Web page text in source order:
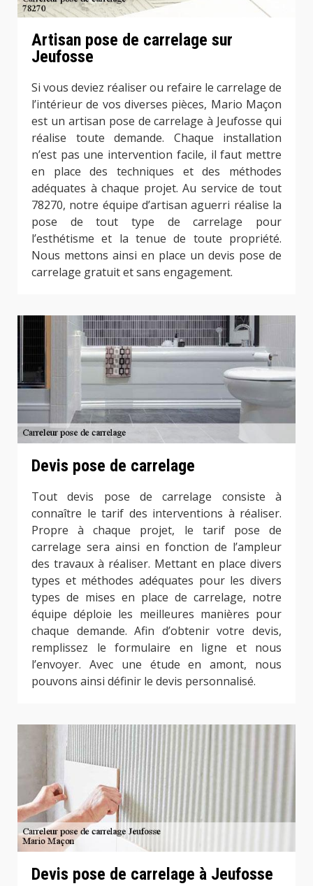
Artisan pose de carrelage sur
Jeufosse
Si vous deviez réaliser ou refaire le carrelage de
l’intérieur de vos diverses pièces, Mario Maçon
est un artisan pose de carrelage à Jeufosse qui
réalise toute demande. Chaque installation
n’est pas une intervention facile, il faut mettre
en place des techniques et des méthodes
adéquates à chaque projet. Au service de tout
78270, notre équipe d’artisan aguerri réalise la
pose de tout type de carrelage pour
l’esthétisme et la tenue de toute propriété.
Nous mettons ainsi en place un devis pose de
carrelage gratuit et sans engagement.
Devis pose de carrelage
Tout devis pose de carrelage consiste à
connaître le tarif des interventions à réaliser.
Propre à chaque projet, le tarif pose de
carrelage sera ainsi en fonction de l’ampleur
des travaux à réaliser. Mettant en place divers
types et méthodes adéquates pour les divers
types de mises en place de carrelage, notre
équipe déploie les meilleures manières pour
chaque demande. Afin d’obtenir votre devis,
remplissez le formulaire en ligne et nous
l’envoyer. Avec une étude en amont, nous
pouvons ainsi définir le devis personnalisé.
Devis pose de carrelage à Jeufosse